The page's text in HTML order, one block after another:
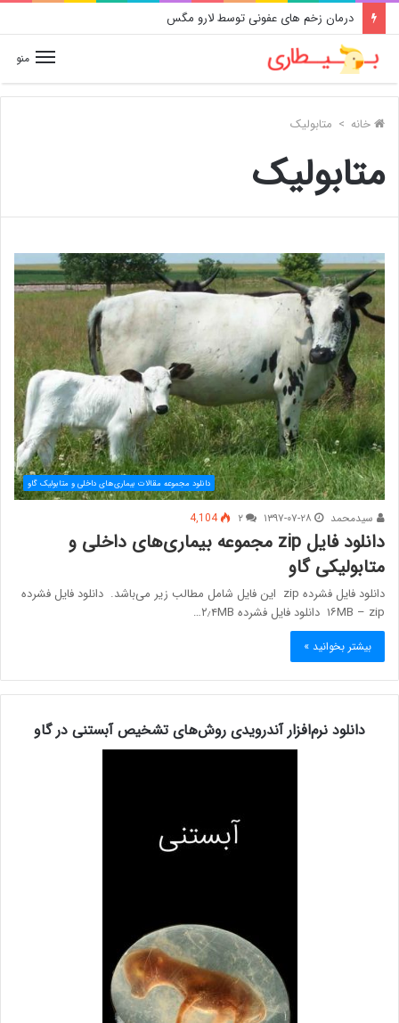
درمان زخم های عفونی توسط لارو مگس
منو
خانه > متابولیک
متابولیک
دانلود مجموعه مقالات بیماری‌های داخلی و متابولیک گاو
سیدمحمد ۱۳۹۷-۰۷-۲۸ ۲ 4,104
دانلود فایل zip مجموعه بیماری‌های داخلی و
متابولیکی گاو
دانلود فایل فشرده zip این فایل شامل مطالب زیر می‌باشد. دانلود فایل فشرده
۱۶MB – zip دانلود فایل فشرده ۲٫۴MB…
بیشتر بخوانید »
دانلود نرم‌افزار آندرویدی روش‌های تشخیص آبستنی در گاو